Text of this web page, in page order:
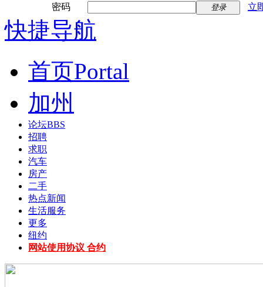
密码
登录 立
快捷导航
首页Portal
加州
论坛BBS
招聘
求职
汽车
房产
二手
热点新闻
生活服务
更多
纽约
网站使用协议 合约